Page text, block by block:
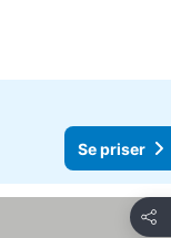
Se priser
Del